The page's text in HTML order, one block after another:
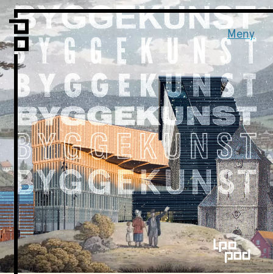
Meny
Vi er LPO
Folk
Vår metode
Vår organisering
Vår historie
Hva vi gjør
Prosjekter
Nyheter
Kontakt
Podkast
LPO Familien
LPO Oslo
LPO Lillehammer